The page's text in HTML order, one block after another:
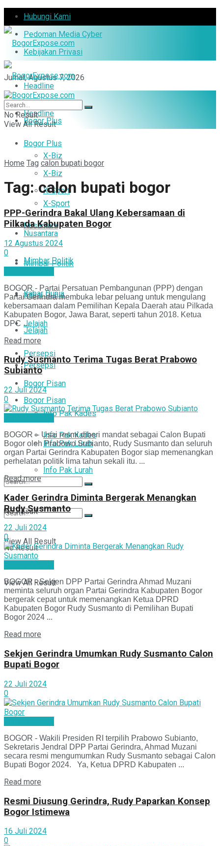
Hubungi Kami
Pedoman Media Cyber
Kebijakan Privasi
Jumat, Agustus 7, 2026
Headline
Bogor Plus
X-Biz
X-Sport
Nusantara
Mimbar Politik
Kabar Dunia
Jelajah
Persepsi
Bogor Pisan
Info Pak Kades
Info Pak Lurah
No Result
View All Result
Headline
Bogor Plus
X-Biz
X-Sport
Nusantara
Mimbar Politik
Kabar Dunia
Jelajah
Persepsi
Bogor Pisan
Info Pak Kades
Info Pak Lurah
No Result
View All Result
No Result
View All Result
Home Tag calon bupati bogor
Tag:calon bupati bogor
PPP-Gerindra Bakal Ulang Kebersamaan di
Pilkada Kabupaten Bogor
12 Agustus 2024
0
BOGOR - Partai Persatuan Pembangunan (PPP) dengan
Partai Gerindra membuka lebar peluang untuk mengulang
kebersamaan dalam Pemilihan Kepala Daerah atau Pilkada
Kabupaten Bogor, Jawa Barat, seperti tahun 2018. Ketua
DPC ...
Read more
Rudy Susmanto Terima Tugas Berat Prabowo
Subianto
22 Juli 2024
0
BOGOR – Usai resmi diberi mandat sebagai Calon Bupati
Bogor oleh Prabowo Subianto, Rudy Susmanto dan seluruh
organ Partai Gerindra Kabupaten Bogor siap memenangkan
perhelatan politik lima tahun sekali itu. ...
Read more
Kader Gerindra Diminta Bergerak Menangkan
Rudy Susmanto
22 Juli 2024
0
BOGOR - Sekjen DPP Partai Gerindra Ahmad Muzani
meminta seluruh organ Partai Gerindra Kabupaten Bogor
bergerak cepat untuk memenangkan Ketua DPRD
Kabupaten Bogor Rudy Susmanto di Pemilihan Bupati
Bogor 2024 ...
Read more
Sekjen Gerindra Umumkan Rudy Susmanto Calon
Bupati Bogor
22 Juli 2024
0
BOGOR - Wakili Presiden RI terpilih Prabowo Subianto,
Sekretaris Jendral DPP Partai Gerindra, Ahmad Muzani
secara resmi mengumumkan Rudy Susmanto sebagai Calon
Bupati Bogor 2024. Ya, Ketua DPRD Kabupaten ...
Read more
Resmi Diusung Gerindra, Rudy Paparkan Konsep
Bogor Istimewa
16 Juli 2024
0